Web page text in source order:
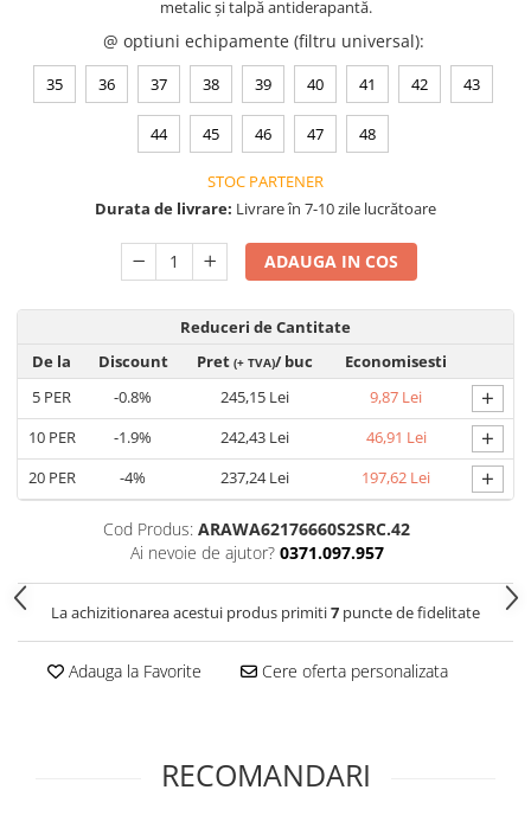
Costume | Combinezoane
Antichimice | Multirisc
Halate | Sorturi Antichimice |
Jachete | Bluze Antichimice |
Îmbrăcăminte IGNIFUGĂ (ANTI-
Costume | Combinezoane Ignifuge
Jachete| Bluze Ignifuge
Mânecuțe Ignifuge
Pantaloni Ignifugi
Sorturi ignifuge
ÎNCĂLȚĂMINTE
Pantofi outdoor
Pantofi de lucru O2
Pantofi de protecție S1P
metalic și talpă antiderapantă.
@ optiuni echipamente (filtru universal):
35 36 37 38 39 40 41 42 43
44 45 46 47 48
STOC PARTENER
Durata de livrare: Livrare în 7-10 zile lucrătoare
ADAUGA IN COS
Reduceri de Cantitate
De la
Discount Pret (+ TVA)/ buc
Economisesti
5 PER -0.8% 245,15 Lei 9,87 Lei +
10PER -1.9% 242,43 Lei 46,91 Lei +
20PER -4% 237,24 Lei 197,62 Lei +
Cod Produs: ARAWA62176660S2SRC.42
Ai nevoie de ajutor? 0371.097.957
La achizitionarea acestui produs primiti7 puncte de fidelitate
Adauga la Favorite Cere oferta personalizata
RECOMANDARI